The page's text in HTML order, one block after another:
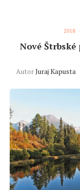
2018
Nové
AutorJuraj Kapusta